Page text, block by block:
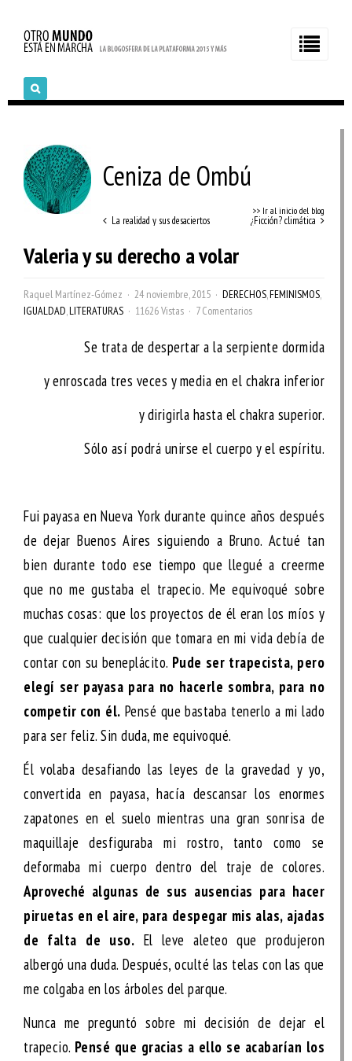
Ceniza de Ombú
>> Ir al inicio del blog
La realidad y sus desaciertos ¿Ficción? climática
Valeria y su derecho a volar
Raquel Martínez-Gómez 24 noviembre, 2015 DERECHOS,FEMINISMOS
IGUALDAD,LITERATURAS 11626 Vistas 7 Comentarios
Se trata de despertar a la serpiente dormida
y enroscada tres veces y media en el chakra inferior
y dirigirla hasta el chakra superior.
Sólo así podrá unirse el cuerpo y el espíritu.
Fui payasa en Nueva York durante quince años después
de dejar Buenos Aires siguiendo a Bruno. Actué tan
bien durante todo ese tiempo que llegué a creerme
que no me gustaba el trapecio. Me equivoqué sobre
muchas cosas: que los proyectos de él eran los míos y
que cualquier decisión que tomara en mi vida debía de
contar con su beneplácito. Pude ser trapecista, pero
elegí ser payasa para no hacerle sombra, para no
competir con él. Pensé que bastaba tenerlo a mi lado
para ser feliz. Sin duda, me equivoqué.
Él volaba desafiando las leyes de la gravedad y yo,
convertida en payasa, hacía descansar los enormes
zapatones en el suelo mientras una gran sonrisa de
maquillaje desfiguraba mi rostro, tanto como se
deformaba mi cuerpo dentro del traje de colores.
Aproveché algunas de sus ausencias para hacer
piruetas en el aire, para despegar mis alas, ajadas
de falta de uso. El leve aleteo que produjeron
albergó una duda. Después, oculté las telas con las que
me colgaba en los árboles del parque.
Nunca me preguntó sobre mi decisión de dejar el
trapecio. Pensé que gracias a ello se acabarían los